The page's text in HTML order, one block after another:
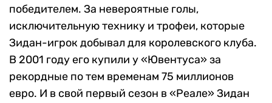
победителем. За невероятные голы,
исключительную технику и трофеи, которые
Зидан-игрок добывал для королевского клуба.
В 2001 году его купили у «Ювентуса» за
рекордные по тем временам 75 миллионов
евро. И в свой первый сезон в «Реале» Зидан